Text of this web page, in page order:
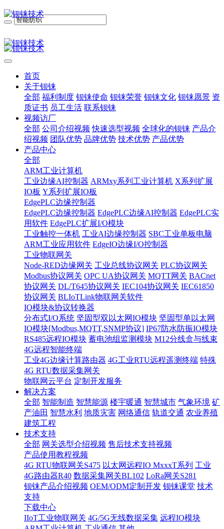
首页
关于钡铼
全部 福利制度 钡铼使命 钡铼荣誉 钡铼文化 钡铼愿景 资
质证书 员工生活 联系钡铼
视频访厂
全部 公司介绍视频 快速选型视频 全球化的钡铼 产品介
绍视频 团队优势 品牌优势 技术优势 产品优势
产品中心
全部
ARM工业计算机
工业边缘AI控制器 ARMxy系列工业计算机 X系列扩展
IO板 Y系列扩展IO板
EdgePLC边缘控制器
EdgePLC边缘控制器 EdgePLC边缘AI控制器 EdgePLC实
用软件 EdgePLC扩展I/O模块
工业触控一体机 工业AI边缘控制器 SBC工业单板电脑
ARM工业应用软件 EdgeIO边缘I/O控制器
工业物联网关
Node-RED边缘网关 工业总线协议网关 PLC协议网关
Modbus协议网关 OPC UA协议网关 MQTT网关 BACnet
协议网关 DL/T645协议网关 IEC104协议网关 IEC61850
协议网关 BLIoTLink物联网关软件
IO模块&协议转换器
分布式I/O系统 坚固型双以太网IO模块 坚固型单以太网
IO模块[Modbus,MQTT,SNMP协议] IP67防水防振IO模块
RS485远程IO模块 蓄电池组监测模块 M12分线盒与线束
4G远程智能终端
工业4G边缘计算路由器 4G工业RTU远程遥测终端 特殊
4G RTU数据采集网关
物联网云平台 定制开发服务
解决方案
全部 智能制造 智慧能源 楼宇暖通 智慧城市 气象环境 矿
产油田 智慧水利 地质灾害 网络通信 轨道交通 农业养殖
建筑工程
技术支持
全部 网关选型介绍视频 售后技术支持视频
产品使用教程视频
4G RTU物联网关S475 以太网远程IO MxxxT系列 工业
4G路由器R40 数据采集网关BL102 LoRa网关S281
钡铼产品介绍视频 OEM/ODM定制开发 钡铼课堂 技术
支持
下载中心
IIoT工业物联网关 4G/5G无线数据采集 远程IO模块